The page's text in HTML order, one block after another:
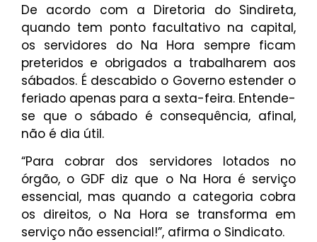
De acordo com a Diretoria do Sindireta,
quando tem ponto facultativo na capital,
os servidores do Na Hora sempre ficam
preteridos e obrigados a trabalharem aos
sábados. É descabido o Governo estender o
feriado apenas para a sexta-feira. Entende-
se que o sábado é consequência, afinal,
não é dia útil.
“Para cobrar dos servidores lotados no
órgão, o GDF diz que o Na Hora é serviço
essencial, mas quando a categoria cobra
os direitos, o Na Hora se transforma em
serviço não essencial!”, afirma o Sindicato.